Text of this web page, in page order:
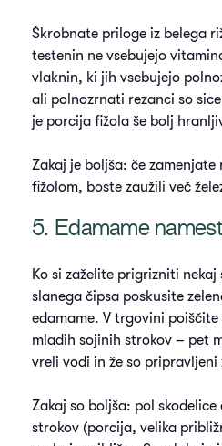
Škrobnate priloge iz belega
testenin ne vsebujejo
vlaknin, ki jih vsebujejo
ali polnozrnati rezanci so
je porcija fižola še bolj
Zakaj je boljša: če zamenjate
fižolom, boste zaužili več
5. Edamame
Ko si zaželite prigrizniti
slanega čipsa poskusite
edamame. V trgovini poiščite
mladih sojinih strokov – pet
vreli vodi in že so pripravljeni
Zakaj so boljša: pol
strokov (porcija, velika